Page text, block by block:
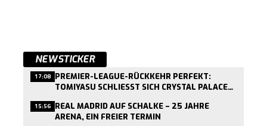
NEWSTICKER
17:08 PREMIER-LEAGUE-RÜCKKEHR PERFEKT:
TOMIYASU SCHLIESST SICH CRYSTAL PALACE A
15:56 REAL MADRID AUF SCHALKE – 25 JAHRE
ARENA, EIN FREIER TERMIN